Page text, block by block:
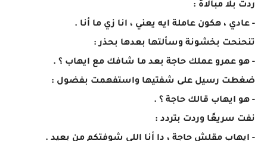
ردت بلا مبالاة :
- عادي ، هكون عاملة ايه يعني ، انا زي ما أنا .
تنحنحت بخشونة وسألتها بعدها بحذر :
- هو عمرو عملك حاجة بعد ما شافك مع ايهاب ؟ .
ضغطت رسيل على شفتيها واستفهمت بفضول :
- هو ايهاب قالك حاجة ؟ .
نفت سريعًا وردت بتردد :
- ايهاب مقلش حاجة ، دا أنا اللي شوفتكم من بعيد .